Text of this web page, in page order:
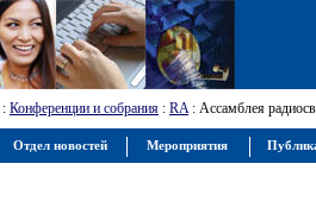
: Конференции и собрания : RA: Ассамблея
Отдел новостей Мероприятия